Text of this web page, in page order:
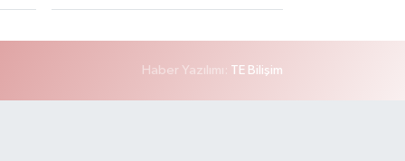
Haber Yazılımı: TE Bilişim